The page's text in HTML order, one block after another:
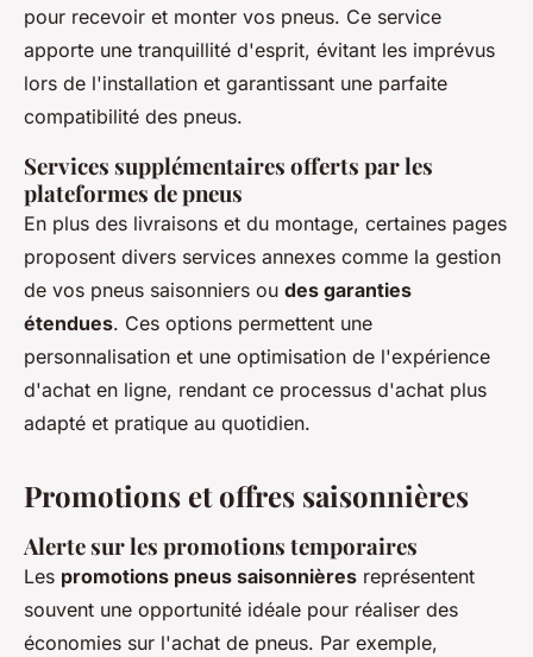
pour recevoir et monter vos pneus. Ce service
apporte une tranquillité d'esprit, évitant les imprévus
lors de l'installation et garantissant une parfaite
compatibilité des pneus.
Services supplémentaires offerts par les
plateformes de pneus
En plus des livraisons et du montage, certaines pages
proposent divers services annexes comme la gestion
de vos pneus saisonniers ou des garanties
étendues. Ces options permettent une
personnalisation et une optimisation de l'expérience
d'achat en ligne, rendant ce processus d'achat plus
adapté et pratique au quotidien.
Promotions et offres saisonnières
Alerte sur les promotions temporaires
Les promotions pneus saisonnières représentent
souvent une opportunité idéale pour réaliser des
économies sur l'achat de pneus. Par exemple,